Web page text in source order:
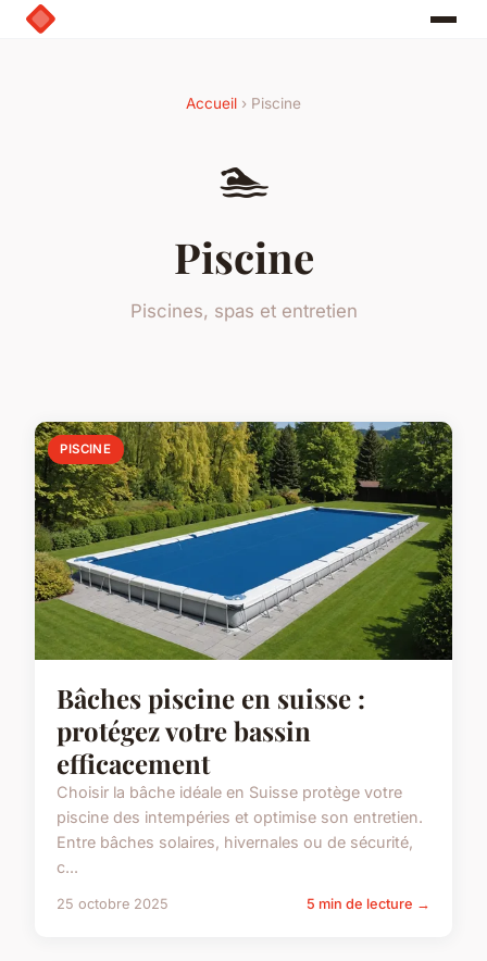
Accueil › Piscine
🏊
Piscine
Piscines, spas et entretien
PISCINE
Bâches piscine en suisse :
protégez votre bassin
efficacement
Choisir la bâche idéale en Suisse protège votre
piscine des intempéries et optimise son entretien.
Entre bâches solaires, hivernales ou de sécurité,
c...
25 octobre 2025 5 min de lecture →